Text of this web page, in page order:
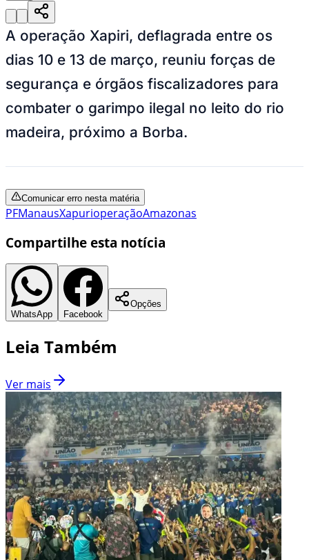
A operação Xapiri, deflagrada entre os
dias 10 e 13 de março, reuniu forças de
segurança e órgãos fiscalizadores para
combater o garimpo ilegal no leito do rio
madeira, próximo a Borba.
Comunicar erro nesta matéria
PFManausXapurioperaçãoAmazonas
Compartilhe esta notícia
WhatsApp Facebook
Opções
Leia Também
Ver mais